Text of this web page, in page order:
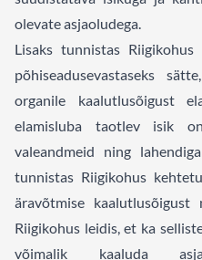
olevate asjaoludega.
Lisaks tunnistas
põhiseadusevastaseks
organile kaalutlusõigust
elamisluba taotlev isik
valeandmeid ning
tunnistas Riigikohus
äravõtmise kaalutlusõigust
Riigikohus leidis, et ka
võimalik kaaluda